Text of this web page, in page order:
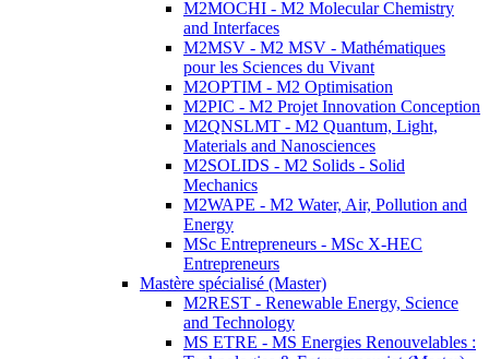
M2MOCHI - M2 Molecular Chemistry
and Interfaces
M2MSV - M2 MSV - Mathématiques
pour les Sciences du Vivant
M2OPTIM - M2 Optimisation
M2PIC - M2 Projet Innovation Conception
M2QNSLMT - M2 Quantum, Light,
Materials and Nanosciences
M2SOLIDS - M2 Solids - Solid
Mechanics
M2WAPE - M2 Water, Air, Pollution and
Energy
MSc Entrepreneurs - MSc X-HEC
Entrepreneurs
Mastère spécialisé (Master)
M2REST - Renewable Energy, Science
and Technology
MS ETRE - MS Energies Renouvelables :